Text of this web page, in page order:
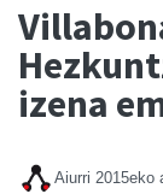
izena
Aiurri 2015eko